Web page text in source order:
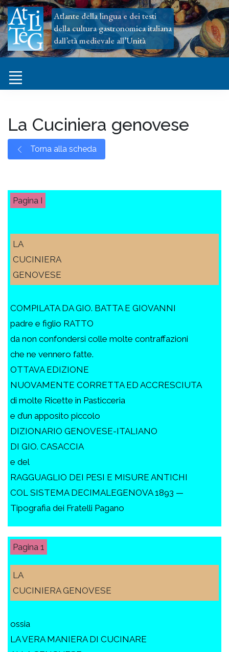
Atlante della lingua e dei testi
della cultura gastronomica italiana
dall’età medievale all’Unità
La Cuciniera genovese
Torna alla scheda
I
LA
CUCINIERA
GENOVESE
COMPILATA DA GIO. BATTA E GIOVANNI
padre e figlio RATTO
da non confondersi colle molte contraffazioni
che ne vennero fatte.
OTTAVA EDIZIONE
NUOVAMENTE CORRETTA ED ACCRESCIUTA
di molte Ricette in Pasticceria
e d’un apposito piccolo
DIZIONARIO GENOVESE-ITALIANO
DI GIO. CASACCIA
e del
RAGGUAGLIO DEI PESI E MISURE ANTICHI
COL SISTEMA DECIMALEGENOVA 1893 —
Tipografia dei Fratelli Pagano
1
LA
CUCINIERA GENOVESE
ossia
LA VERA MANIERA DI CUCINARE